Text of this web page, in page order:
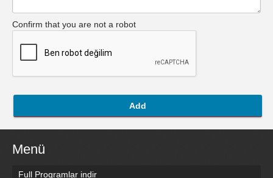
Confirm that you are not a robot
Add
Menü
Full Programlar indir